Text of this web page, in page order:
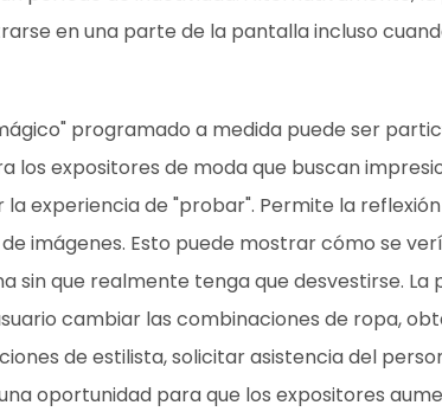
en una parte de la pantalla incluso
programado a medida puede ser
los expositores de moda que buscan
experiencia de "probar". Permite la
imágenes. Esto puede mostrar cómo se
sin que realmente tenga que desvestirse.
cambiar las combinaciones de ropa,
de estilista, solicitar asistencia del
oportunidad para que los expositores